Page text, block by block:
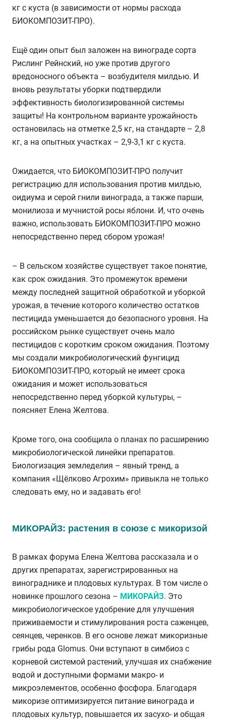
кг с куста (в зависимости от нормы расхода
БИОКОМПОЗИТ-ПРО).
Ещё один опыт был заложен на винограде сорта
Рислинг Рейнский, но уже против другого
вредоносного объекта – возбудителя милдью. И
вновь результаты уборки подтвердили
эффективность биологизированной системы
защиты! На контрольном варианте урожайность
остановилась на отметке 2,5 кг, на стандарте – 2,8
кг, а на опытных участках – 2,9-3,1 кг с куста.
Ожидается, что БИОКОМПОЗИТ-ПРО получит
регистрацию для использования против милдью,
оидиума и серой гнили винограда, а также парши,
монилиоза и мучнистой росы яблони. И, что очень
важно, использовать БИОКОМПОЗИТ-ПРО можно
непосредственно перед сбором урожая!
– В сельском хозяйстве существует такое понятие,
как срок ожидания. Это промежуток времени
между последней защитной обработкой и уборкой
урожая, в течение которого количество остатков
пестицида уменьшается до безопасного уровня. На
российском рынке существует очень мало
пестицидов с коротким сроком ожидания. Поэтому
мы создали микробиологический фунгицид
БИОКОМПОЗИТ-ПРО, который не имеет срока
ожидания и может использоваться
непосредственно перед уборкой культуры, –
поясняет Елена Желтова.
Кроме того, она сообщила о планах по расширению
микробиологической линейки препаратов.
Биологизация земледелия – явный тренд, а
компания «Щёлково Агрохим» привыкла не только
следовать ему, но и задавать его!
МИКОРАЙЗ: растения в союзе с микоризой
В рамках форума Елена Желтова рассказала и о
других препаратах, зарегистрированных на
винограднике и плодовых культурах. В том числе о
новинке прошлого сезона – МИКОРАЙЗ. Это
микробиологическое удобрение для улучшения
приживаемости и стимулирования роста саженцев,
сеянцев, черенков. В его основе лежат микоризные
грибы рода Glomus. Они вступают в симбиоз с
корневой системой растений, улучшая их снабжение
водой и доступными формами макро- и
микроэлементов, особенно фосфора. Благодаря
микоризе оптимизируется питание винограда и
плодовых культур, повышается их засухо- и общая